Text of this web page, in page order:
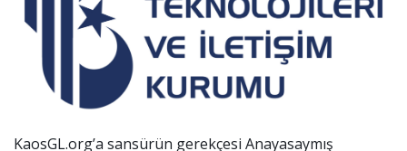
KaosGL.org’a sansürün gerekçesi Anayasaymış